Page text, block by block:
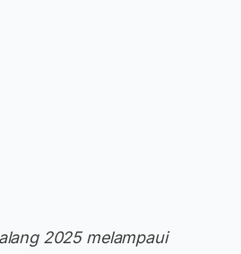
2025 melampaui